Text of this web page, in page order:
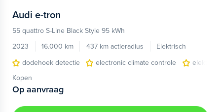
Audi e-tron
55 quattro S-Line Black Style 95 kWh
2023
16.000 km 437 km actieradius
Elektrisch
dodehoek detectie
electronic climate controle
Kopen
Op aanvraag